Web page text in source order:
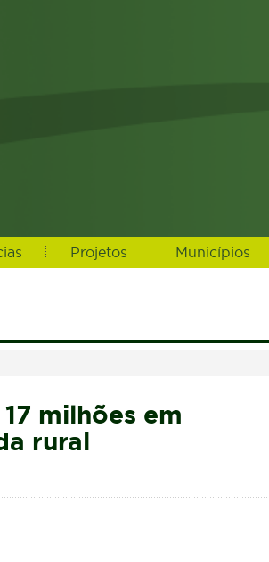
Projetos Municípios
milhões em
rural